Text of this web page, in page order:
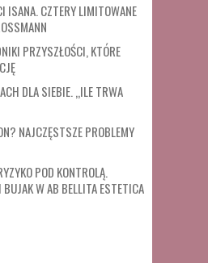
ISANA. CZTERY LIMITOWANE
PRZYSZŁOŚCI, KTÓRE
DLA SIEBIE. „ILE TRWA
NAJCZĘSTSZE PROBLEMY
POD KONTROLĄ.
W AB BELLITA ESTETICA